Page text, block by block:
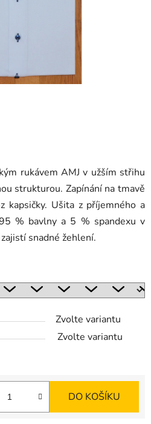
rukávem AMJ v užším střihu
strukturou. Zapínání na tmavě
kapsičky. Ušita z příjemného a
% bavlny a 5 % spandexu v
snadné žehlení.
Zvolte variantu
Zvolte variantu
DO KOŠÍKU